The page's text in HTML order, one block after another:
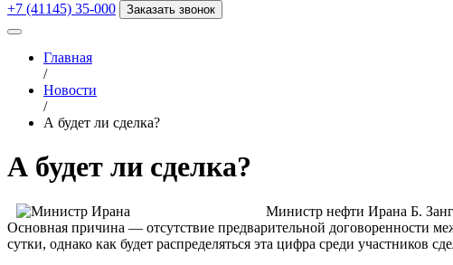
+7 (41145) 35-000 Заказать звонок
Главная
/
Новости
/
А будет ли сделка?
А будет ли сделка?
Министр нефти Ирана Б.
Основная причина — отсутствие предварительной договоренности
сутки, однако как будет распределяться эта цифра среди участников